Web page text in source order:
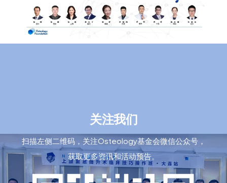
关注我们
扫描左侧二维码，关注Osteology基金会微信公众号，
获取更多资讯和活动预告。